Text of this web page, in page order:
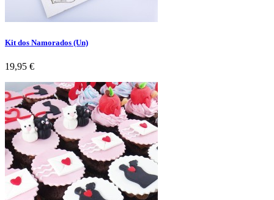
Kit dos Namorados (Un)
Preço
19,95 €